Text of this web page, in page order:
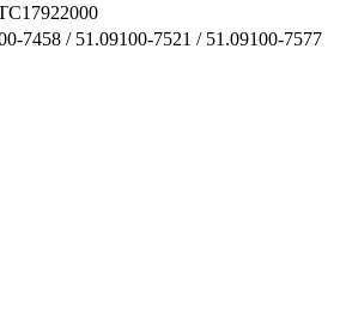
7458 / 51.09100-7521 / 51.09100-7577